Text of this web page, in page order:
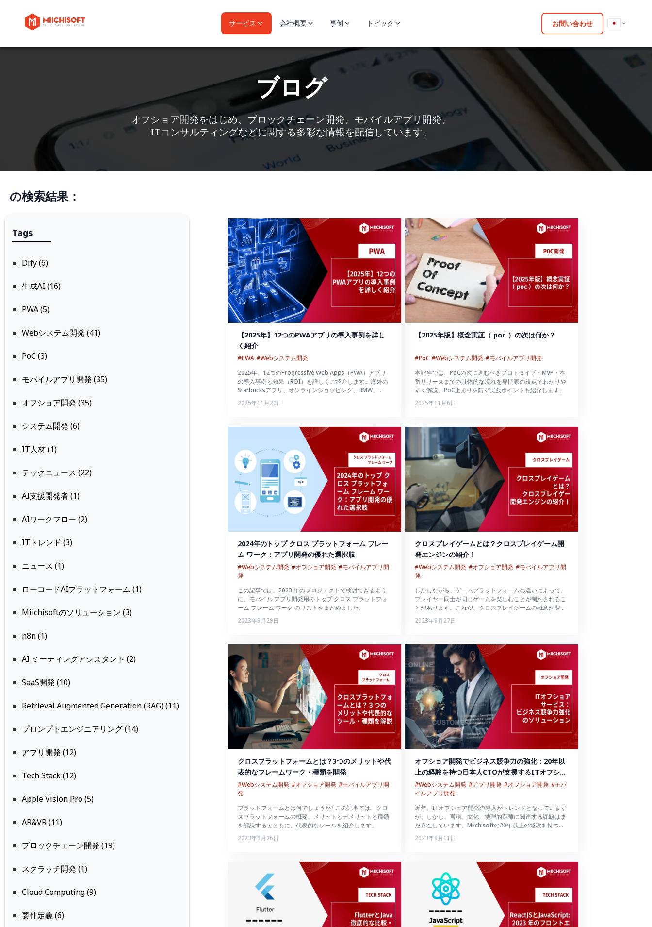
サービス 会社概要 事例 トピック お問い合わせ
ブログ
オフショア開発をはじめ、ブロックチェーン開発、モバイルアプリ開発、
ITコンサルティングなどに関する多彩な情報を配信しています。
の検索結果：
Tags
Dify (6)
生成AI (16)
PWA (5)
Webシステム開発 (41)
PoC (3)
モバイルアプリ開発 (35)
オフショア開発 (35)
システム開発 (6)
IT人材 (1)
テックニュース (22)
AI支援開発者 (1)
AIワークフロー (2)
ITトレンド (3)
ニュース (1)
ローコードAIプラットフォーム (1)
Miichisoftのソリューション (3)
n8n (1)
AI ミーティングアシスタント (2)
SaaS開発 (10)
Retrieval Augmented Generation (RAG) (11)
プロンプトエンジニアリング (14)
アプリ開発 (12)
Tech Stack (12)
Apple Vision Pro (5)
AR&VR (11)
ブロックチェーン開発 (19)
スクラッチ開発 (1)
Cloud Computing (9)
要件定義 (6)
【2025年】12つのPWAアプリの導入事例を詳し
く紹介
#PWA #Webシステム開発
2025年、12つのProgressive Web Apps（PWA）アプリ
の導入事例と効果（ROI）を詳しくご紹介します。海外の
Starbucksアプリ、オンラインショッピング、BMW、
Uber、Pinterest、Alibaba。国内のRetty、SUUMO、日経
電子版など。
2025年11月20日
【2025年版】概念実証（ poc ）の次は何か？
#PoC #Webシステム開発 #モバイルアプリ開発
本記事では、PoCの次に進むべきプロトタイプ・MVP・本
番リリースまでの具体的な流れを専門家の視点でわかりや
すく解説。PoC止まりを防ぐ実践ポイントも紹介します。
2025年11月6日
2024年のトップ クロス プラットフォーム フレー
ム ワーク：アプリ開発の優れた選択肢
#Webシステム開発 #オフショア開発 #モバイルアプリ開
発
この記事では、2023 年のプロジェクトで検討できるよう
に、モバイル アプリ開発用のトップ クロス プラットフォ
ーム フレーム ワーク のリストをまとめました。
2023年9月29日
クロスプレイゲームとは？クロスプレイゲーム開
発エンジンの紹介！
#Webシステム開発 #オフショア開発 #モバイルアプリ開
発
しかしながら、ゲームプラットフォームの違いによって、
プレイヤー同士が同じゲームを楽しむことが制約されるこ
とがあります。これが、クロスプレイゲームの概念が登場
し、大きな注目を浴びる理由です。
2023年9月27日
クロスプラットフォームとは？3つのメリットや代
表的なフレームワーク・種類を開発
#Webシステム開発 #オフショア開発 #モバイルアプリ開
発
プラットフォームとは何でしょうか? この記事では、クロ
スプラットフォームの概要、メリットとデメリットと種類
を解説するとともに、代表的なツールを紹介します。
2023年9月26日
オフショア開発でビジネス競争力の強化：20年以
上の経験を持つ日本人CTOが支援するITオフショ
ア開発
#Webシステム開発 #アプリ開発 #オフショア開発 #モバ
イルアプリ開発
近年、ITオフショア開発の導入がトレンドとなっています
が、しかし、言語、文化、地理的距離に関連する課題はま
だ存在しています。Miichisoftの20年以上の経験を持つ日
本人CTOと熟練の開発者の支援があるオフショアサービス
を活用して、これらの問題を克服できます。
2023年9月11日